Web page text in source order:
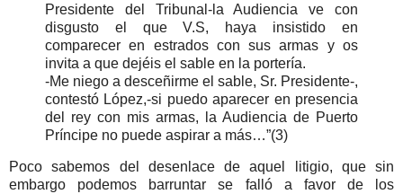
Presidente del Tribunal-la Audiencia ve con
disgusto el que V.S, haya insistido en
comparecer en estrados con sus armas y os
invita a que dejéis el sable en la portería.
-Me niego a desceñirme el sable, Sr. Presidente-,
contestó López,-si puedo aparecer en presencia
del rey con mis armas, la Audiencia de Puerto
Príncipe no puede aspirar a más…”(3)
Poco sabemos del desenlace de aquel litigio, que sin
embargo podemos barruntar se falló a favor de los